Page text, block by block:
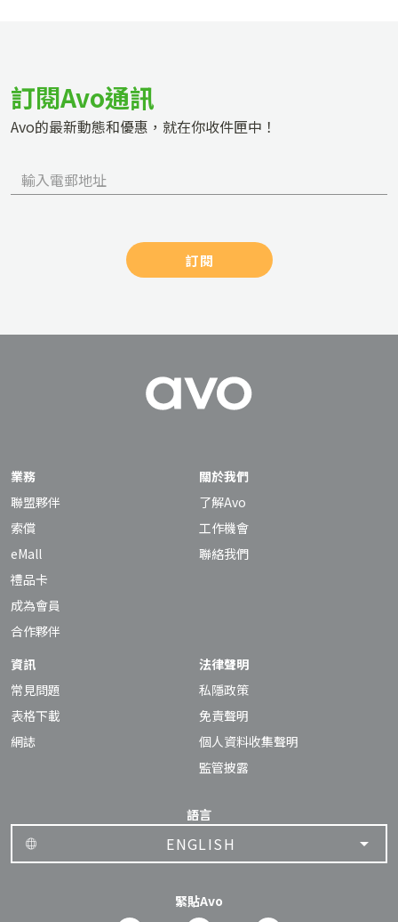
訂閱Avo通訊
Avo的最新動態和優惠，就在你收件匣中！
訂閱
業務
聯盟夥伴
索償
eMall
禮品卡
成為會員
合作夥伴
關於我們
了解Avo
工作機會
聯絡我們
資訊
常見問題
表格下載
網誌
法律聲明
私隱政策
免責聲明
個人資料收集聲明
監管披露
語言
ENGLISH
緊貼Avo